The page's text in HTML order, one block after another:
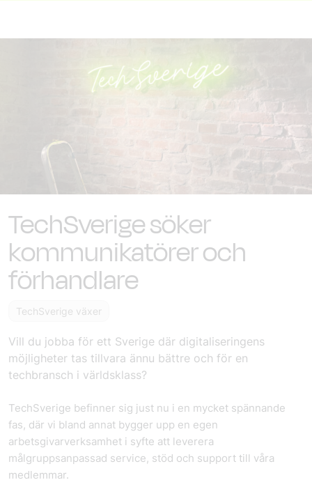
TechSverige söker
kommunikatörer och
förhandlare
TechSverige växer
Vill du jobba för ett Sverige där digitaliseringens
möjligheter tas tillvara ännu bättre och för en
techbransch i världsklass?
TechSverige befinner sig just nu i en mycket spännande
fas, där vi bland annat bygger upp en egen
arbetsgivarverksamhet i syfte att leverera
målgruppsanpassad service, stöd och support till våra
medlemmar.